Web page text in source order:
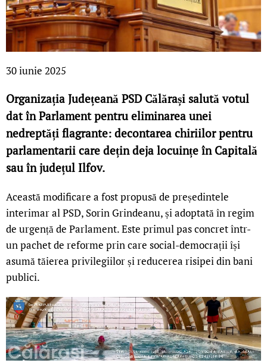
30 iunie 2025
Organizația Județeană PSD Călărași salută votul
dat în Parlament pentru eliminarea unei
nedreptăți flagrante: decontarea chiriilor pentru
parlamentarii care dețin deja locuințe în Capitală
sau în județul Ilfov.
Această modificare a fost propusă de președintele
interimar al PSD, Sorin Grindeanu, și adoptată în regim
de urgență de Parlament. Este primul pas concret într-
un pachet de reforme prin care social-democrații își
asumă tăierea privilegiilor și reducerea risipei din bani
publici.